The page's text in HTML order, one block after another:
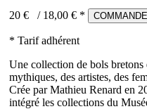
20 € / 18,00 € *
* Tarif adhérent
Une collection de bols bretons
mythiques, des artistes, des
Crée par Mathieu Renard en
intégré les collections du